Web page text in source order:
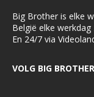
Big Brother is elke
België elke
En 24/7 via
VOLG BIG